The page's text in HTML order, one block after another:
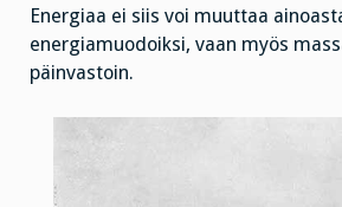
Energiaa ei siis voi muuttaa
energiamuodoiksi, vaan myös
päinvastoin.